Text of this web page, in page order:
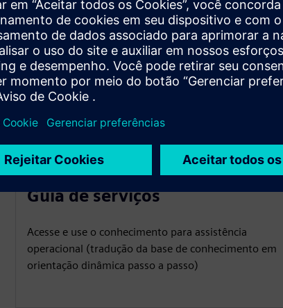
serviços por meio da digitalização do conhecimento de
até mesmo com clientes finais
Guia de serviços
Acesse e use o conhecimento para assistência
operacional (tradução da base de conhecimento em
orientação dinâmica passo a passo)